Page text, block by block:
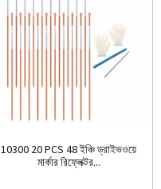
10300 20 PCS 48 ইঞ্চি ড্রাইভওয়ে
মার্কার রিফ্লেক্টর...